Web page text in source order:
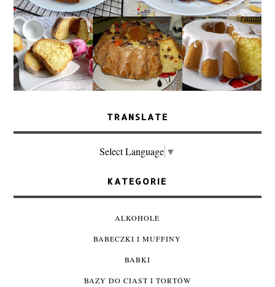
TRANSLATE
Select Language ▼
KATEGORIE
ALKOHOLE
BABECZKI I MUFFINY
BABKI
BAZY DO CIAST I TORTÓW